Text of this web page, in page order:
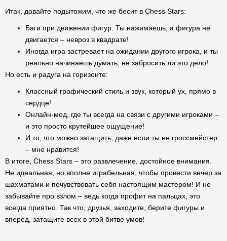
Итак, давайте подытожим, что же бесит в Chess Stars:
Баги при движении фигур. Ты нажимаешь, а фигура не
двигается – невроз в квадрате!
Иногда игра застревает на ожидании другого игрока, и ты
реально начинаешь думать, не забросить ли это дело!
Но есть и радуга на горизонте:
Классный графический стиль и звук, который ух, прямо в
сердце!
Онлайн-мод, где ты всегда на связи с другими игроками –
и это просто крутейшее ощущение!
И то, что можно затащить, даже если ты не гроссмейстер
– мне нравится!
В итоге, Chess Stars – это развлечение, достойное внимания.
Не идеальная, но вполне играбельная, чтобы провести вечер за
шахматами и почувствовать себя настоящим мастером! И не
забывайте про взлом – ведь когда профит на пальцах, это
всегда приятно. Так что, друзья, заходите, берите фигуры и
вперед, затащите всех в этой битве умов!